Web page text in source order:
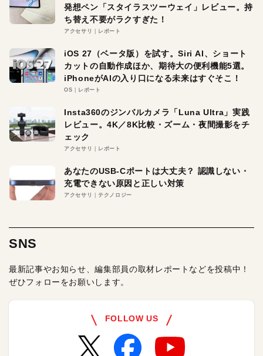
発想ペン「スタイラスツーウェイ」レビュー。持
ち替え不要がラクすぎた！
アクセサリ レポート
iOS 27（ベータ版）を試す。Siri AI、ショート
カットの自動作成ほか、期待大の便利機能5選。
iPhoneがAIの入り口になる未来はすぐそこ！
OS レポート
Insta360のジンバルカメラ「Luna Ultra」実践
レビュー。4K／8K比較・ズーム・夜間撮影をチ
ェック
アクセサリ レポート
あなたのUSB-Cポートは大丈夫？ 認識しない・
充電できない原因と正しい対策
アクセサリ テクノロジー
SNS
最新記事やお知らせ、編集部員の取材レポートなどを投稿中！
ぜひフォローをお願いします。
FOLLOW US